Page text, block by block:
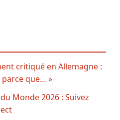
critiqué en Allemagne :
que… »
Monde 2026 : Suivez